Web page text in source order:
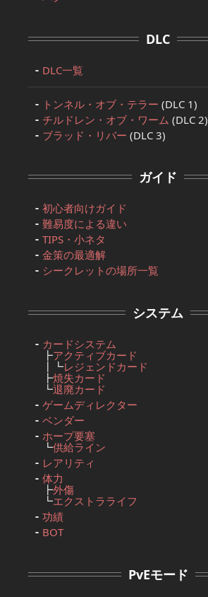
DLC
DLC一覧
トンネル・オブ・テラー (DLC 1)
チルドレン・オブ・ワーム (DLC 2)
ブラッド・リバー (DLC 3)
ガイド
初心者向けガイド
難易度による違い
TIPS・小ネタ
金策の最適解
シークレットの場所一覧
システム
カードシステム
┣アクティブカード
┃┗レジェンドカード
┣焼失カード
┗退廃カード
ゲームディレクター
ベンダー
ホープ要塞
┗供給ライン
レアリティ
体力
┣外傷
┗エクストラライフ
功績
BOT
PvEモード